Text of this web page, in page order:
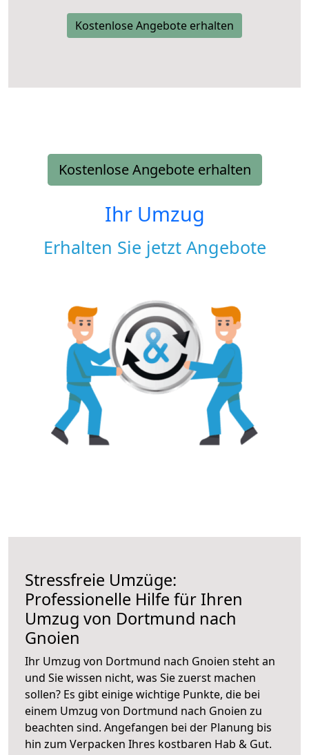
Kostenlose Angebote erhalten
Kostenlose Angebote erhalten
Ihr Umzug
Erhalten Sie jetzt Angebote
Stressfreie Umzüge:
Professionelle Hilfe für Ihren
Umzug von Dortmund nach
Gnoien
Ihr Umzug von Dortmund nach Gnoien steht an
und Sie wissen nicht, was Sie zuerst machen
sollen? Es gibt einige wichtige Punkte, die bei
einem Umzug von Dortmund nach Gnoien zu
beachten sind. Angefangen bei der Planung bis
hin zum Verpacken Ihres kostbaren Hab & Gut.